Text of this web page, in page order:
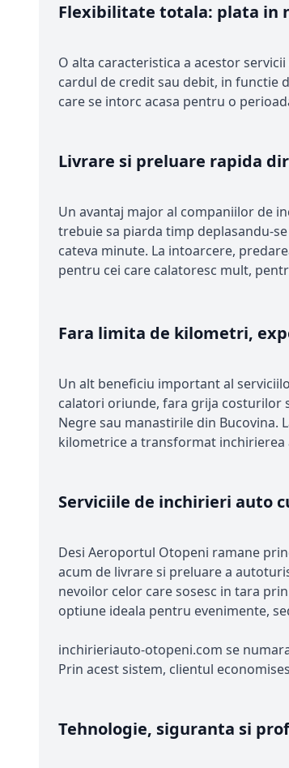
Flexibilitate totala: plata in
O alta caracteristica a acestor
cardul de credit sau debit, in functie
care se intorc acasa pentru o
Livrare si preluare rapida
Un avantaj major al companiilor de
trebuie sa piarda timp deplasandu-
cateva minute. La intoarcere,
pentru cei care calatoresc mult,
Fara limita de kilometri,
Un alt beneficiu important al
calatori oriunde, fara grija costurilor
Negre sau manastirile din
kilometrice a transformat
Serviciile de inchirieri auto
Desi Aeroportul Otopeni ramane
acum de livrare si preluare a
nevoilor celor care sosesc in tara
optiune ideala pentru evenimente,
inchirieriauto-otopeni.com se
Prin acest sistem, clientul
Tehnologie, siguranta si